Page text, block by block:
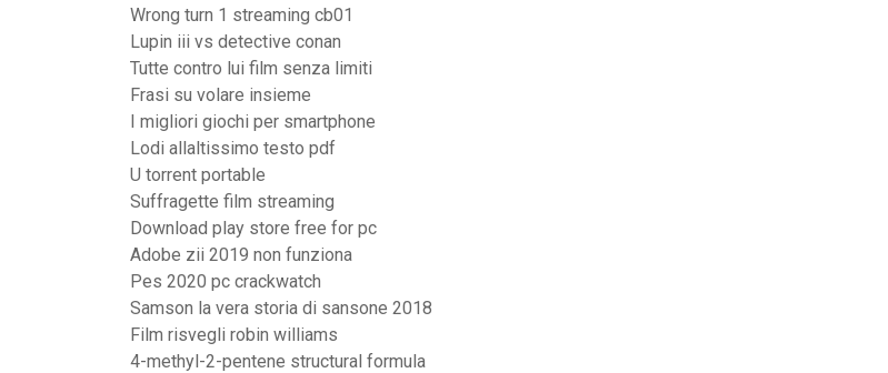
Wrong turn 1 streaming cb01
Lupin iii vs detective conan
Tutte contro lui film senza limiti
Frasi su volare insieme
I migliori giochi per smartphone
Lodi allaltissimo testo pdf
U torrent portable
Suffragette film streaming
Download play store free for pc
Adobe zii 2019 non funziona
Pes 2020 pc crackwatch
Samson la vera storia di sansone 2018
Film risvegli robin williams
4-methyl-2-pentene structural formula